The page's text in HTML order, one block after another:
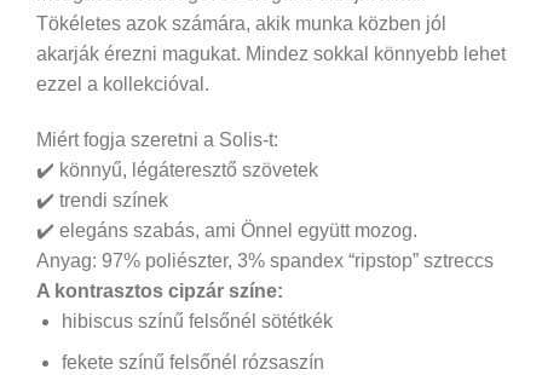
Tökéletes azok számára, akik munka közben jól
akarják érezni magukat. Mindez sokkal könnyebb lehet
ezzel a kollekcióval.
Miért fogja szeretni a Solis-t:
✔️ könnyű, légáteresztő szövetek
✔️ trendi színek
✔️ elegáns szabás, ami Önnel együtt mozog.
Anyag: 97% poliészter, 3% spandex “ripstop” sztreccs
A kontrasztos cipzár színe:
hibiscus színű felsőnél sötétkék
fekete színű felsőnél rózsaszín